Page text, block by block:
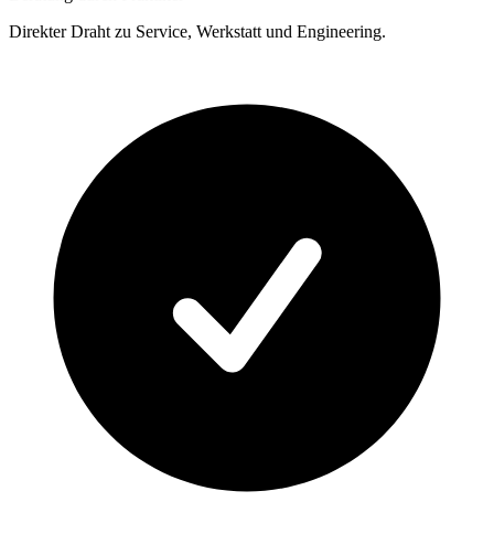
Direkter Draht zu Service, Werkstatt und Engineering.